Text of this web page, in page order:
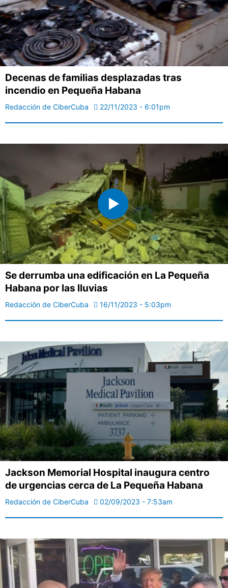
Decenas de familias desplazadas tras
incendio en Pequeña Habana
Redacción de CiberCuba 22/11/2023 - 6:01pm
Se derrumba una edificación en La Pequeña
Habana por las lluvias
Redacción de CiberCuba 16/11/2023 - 5:03pm
Jackson Memorial Hospital inaugura centro
de urgencias cerca de La Pequeña Habana
Redacción de CiberCuba 02/09/2023 - 7:53am